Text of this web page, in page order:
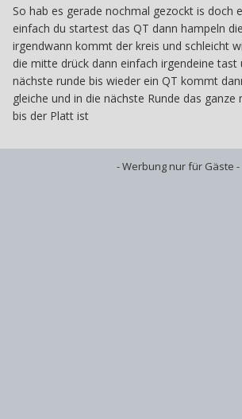
So hab es gerade nochmal gezockt is doch
einfach du startest das QT dann hampeln
irgendwann kommt der kreis und schleicht
die mitte drück dann einfach irgendeine tast
nächste runde bis wieder ein QT kommt
gleiche und in die nächste Runde das ganze
bis der Platt ist
- Werbung nur für Gäste -